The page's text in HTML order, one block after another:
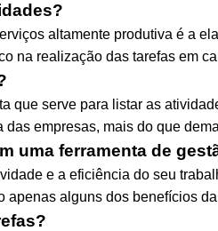
altamente produtiva é a
na realização das tarefas em
que serve para listar as
empresas, mais do que
uma ferramenta de
e a eficiência do seu
alguns dos benefícios